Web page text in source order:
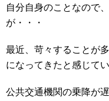
自分自身のことなので
が・・・
最近、苛々することが
になってきたと感じてい
公共交通機関の乗降が